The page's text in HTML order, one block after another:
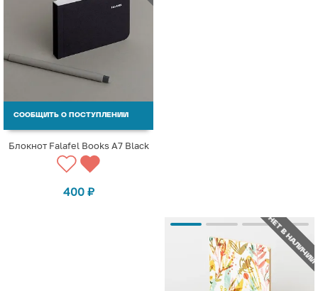
СООБЩИТЬ О ПОСТУПЛЕНИИ
Блокнот Falafel Books А7 Black
400 ₽
НЕТ В НАЛИЧИИ